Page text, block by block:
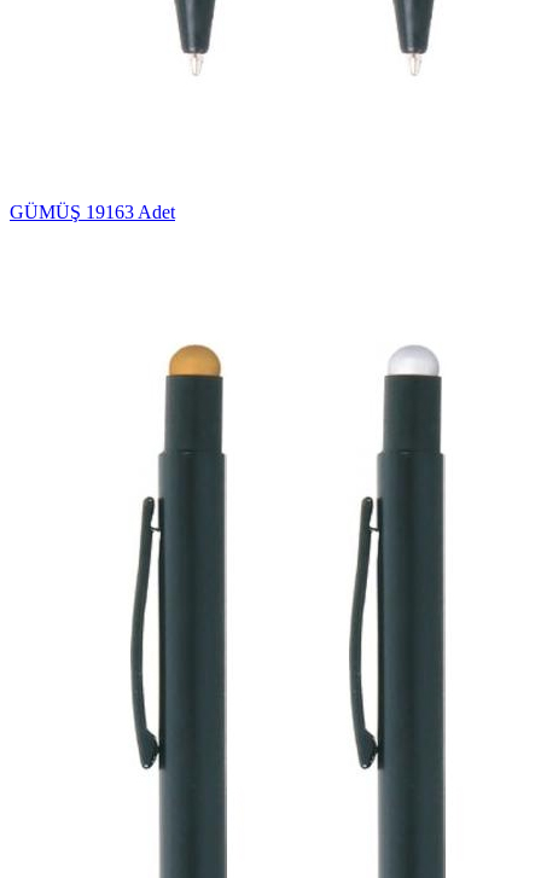
GÜMÜŞ 19163 Adet